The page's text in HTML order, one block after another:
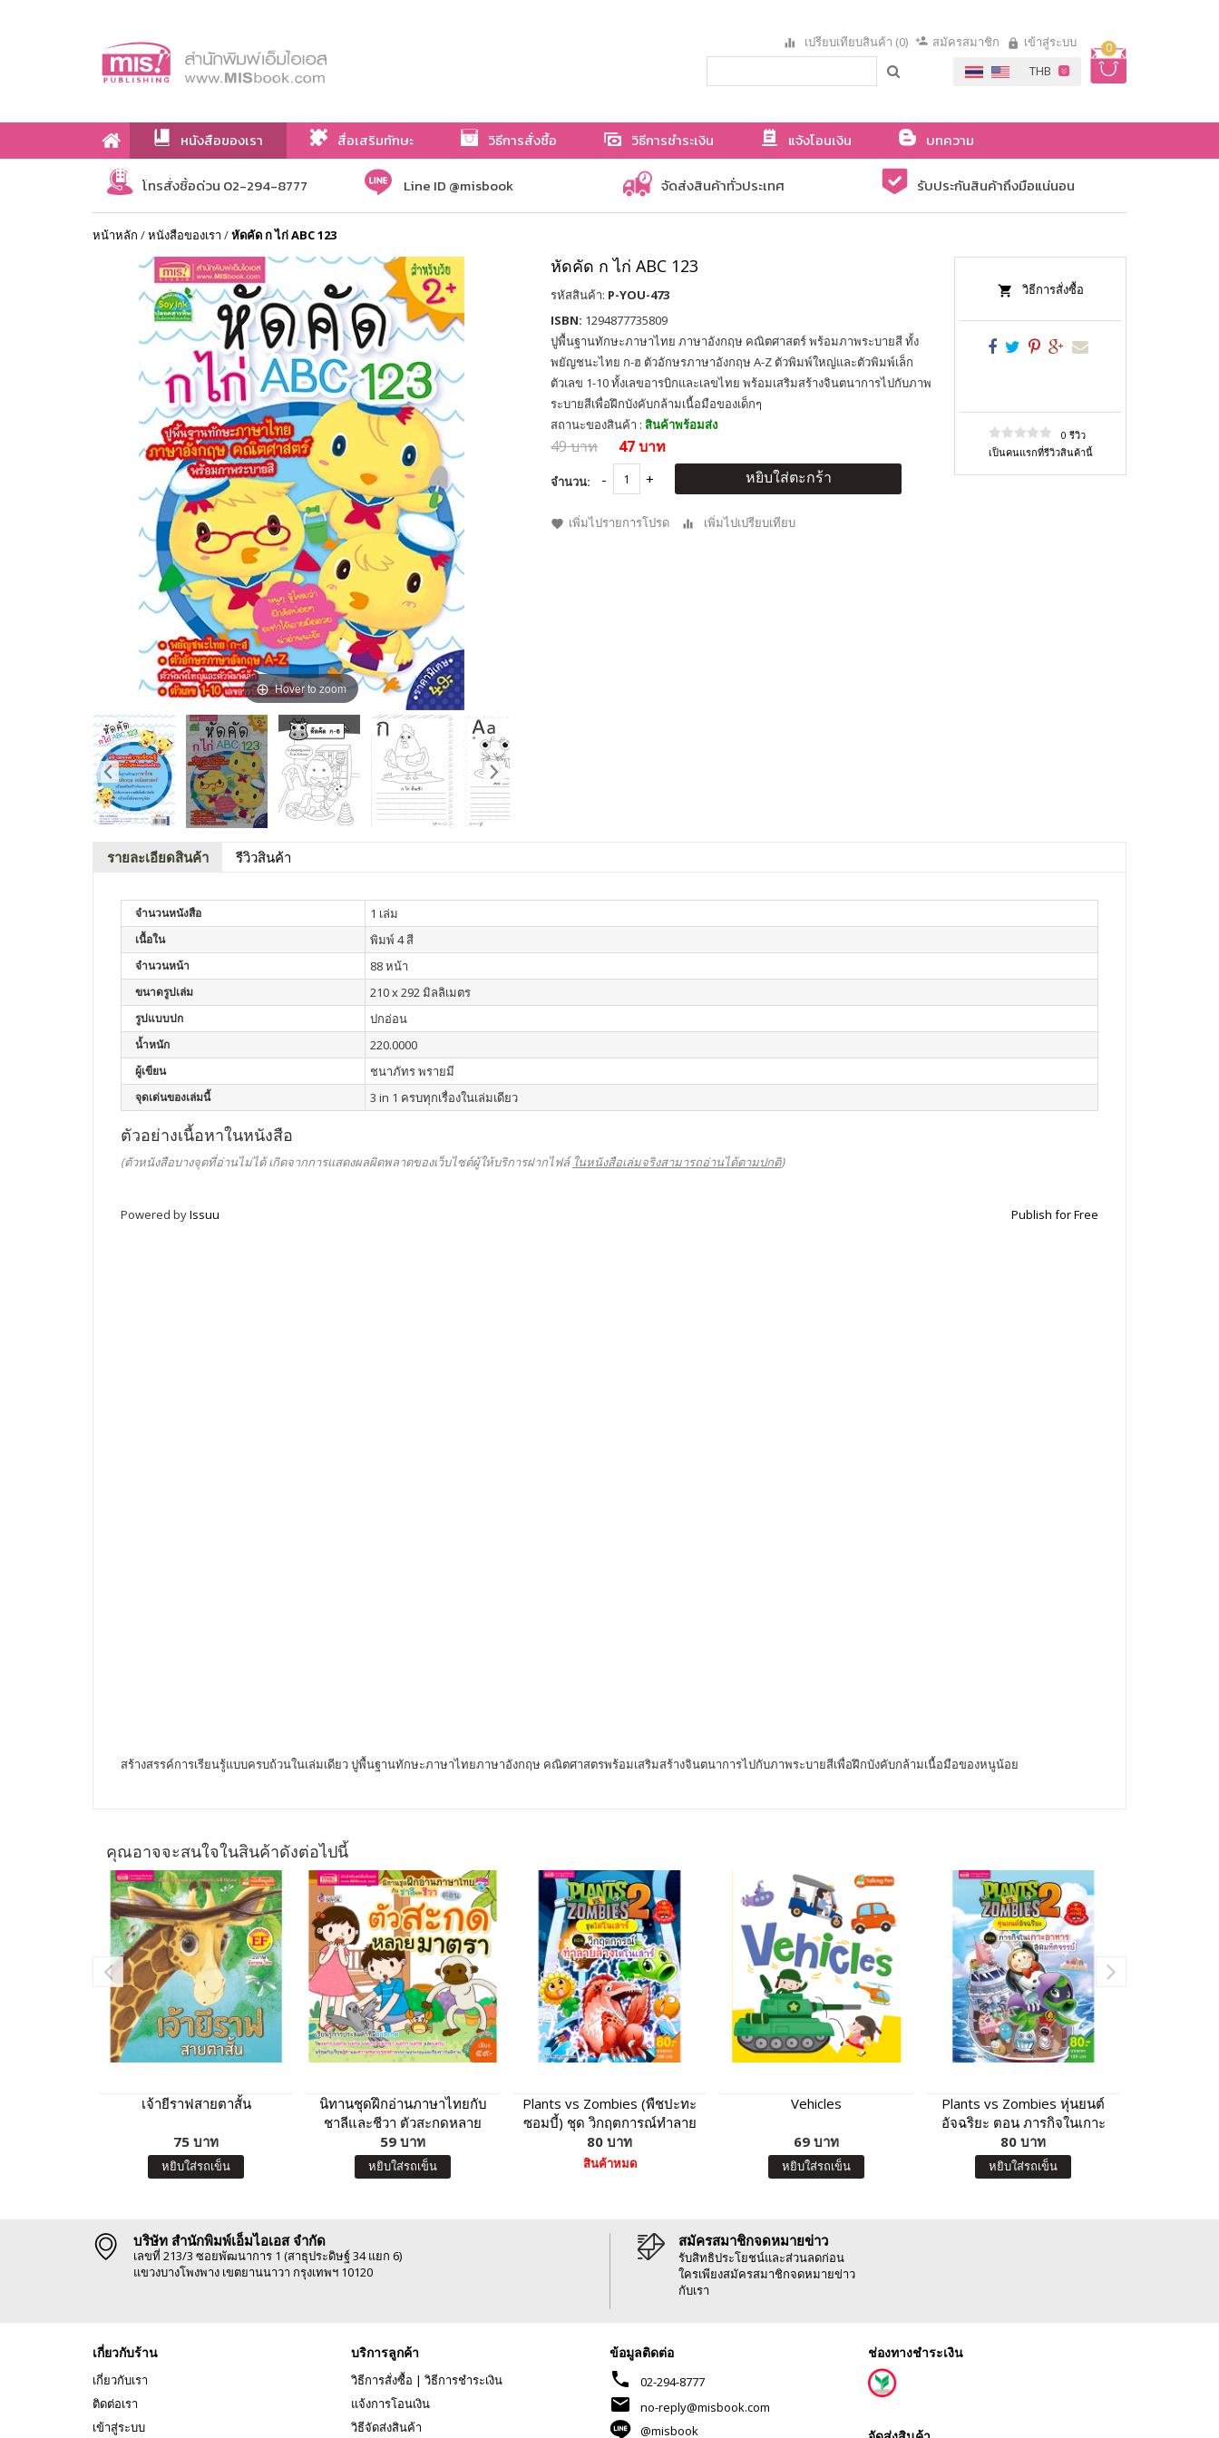
0
เปรียบเทียบสินค้า (0) สมัครสมาชิก เข้าสู่ระบบ
หนังสือของเรา สื่อเสริมทักษะ วิธีการสั่งซื้อ วิธีการชำระเงิน แจ้งโอนเงิน
บทความ
เกี่ยวกับเรา
โทรสั่งซื้อด่วน 02-294-8777 Line ID @misbook จัดส่งสินค้าทั่วประเทศ รับประกันสินค้าถึงมือแน่นอน
หน้าหลัก /หนังสือของเรา /หัดคัด ก ไก่ ABC 123
Hover to zoom
หัดคัด ก ไก่ ABC 123
รหัสสินค้า: P-YOU-473
ISBN: 1294877735809
ปูพื้นฐานทักษะภาษาไทย ภาษาอังกฤษ คณิตศาสตร์ พร้อมภาพระบายสี ทั้ง
พยัญชนะไทย ก-ฮ ตัวอักษรภาษาอังกฤษ A-Z ตัวพิมพ์ใหญ่และตัวพิมพ์เล็ก
ตัวเลข 1-10 ทั้งเลขอารบิกและเลขไทย พร้อมเสริมสร้างจินตนาการไปกับภาพ
ระบายสีเพื่อฝึกบังคับกล้ามเนื้อมือของเด็กๆ
สถานะของสินค้า : สินค้าพร้อมส่ง
49 บาท 47 บาท
จำนวน: หยิบใส่ตะกร้า
เพิ่มไปรายการโปรด เพิ่มไปเปรียบเทียบ
วิธีการสั่งซื้อ
0 รีวิว
เป็นคนแรกที่รีวิวสินค้านี้
รายละเอียดสินค้า รีวิวสินค้า
จำนวนหนังสือ 1 เล่ม
เนื้อใน พิมพ์ 4 สี
จำนวนหน้า 88 หน้า
ขนาดรูปเล่ม 210 x 292 มิลลิเมตร
รูปแบบปก ปกอ่อน
น้ำหนัก 220.0000
ผู้เขียน ชนาภัทร พรายมี
จุดเด่นของเล่มนี้ 3 in 1 ครบทุกเรื่องในเล่มเดียว
ตัวอย่างเนื้อหาในหนังสือ
(ตัวหนังสือบางจุดที่อ่านไม่ได้ เกิดจากการแสดงผลผิดพลาดของเว็บไซต์ผู้ให้บริการฝากไฟล์ ในหนังสือเล่มจริงสามารถอ่านได้ตามปกติ)
Powered byIssuu Publish for Free
สร้างสรรค์การเรียนรู้แบบครบถ้วนในเล่มเดียว ปูพื้นฐานทักษะภาษาไทยภาษาอังกฤษ คณิตศาสตรพร้อมเสริมสร้างจินตนาการไปกับภาพระบายสีเพื่อฝึกบังคับกล้ามเนื้อมือของหนูน้อย
คุณอาจจะสนใจในสินค้าดังต่อไปนี้
เจ้ายีราฟสายตาสั้น
75 บาท
หยิบใส่รถเข็น
นิทานชุดฝึกอ่านภาษาไทยกับ
ชาลีและชีวา ตัวสะกดหลาย
มาตรา
59 บาท
หยิบใส่รถเข็น
Plants vs Zombies (พืชปะทะ
ซอมบี้) ชุด วิกฤตการณ์ทำลาย
ล้างไดโนเสาร์
80 บาท
สินค้าหมด
Vehicles
69 บาท
หยิบใส่รถเข็น
Plants vs Zombies หุ่นยนต์
อัจฉริยะ ตอน ภารกิจในเกาะ
อาหารสุดมหัศจรรย์
80 บาท
หยิบใส่รถเข็น
บริษัท สำนักพิมพ์เอ็มไอเอส จำกัด
เลขที่ 213/3 ซอยพัฒนาการ 1 (สาธุประดิษฐ์ 34 แยก 6)
แขวงบางโพงพาง เขตยานนาวา กรุงเทพฯ 10120
สมัครสมาชิกจดหมายข่าว
รับสิทธิประโยชน์และส่วนลดก่อน
ใครเพียงสมัครสมาชิกจดหมายข่าว
กับเรา
เกี่ยวกับร้าน
เกี่ยวกับเรา
ติดต่อเรา
เข้าสู่ระบบ
บริการลูกค้า
วิธีการสั่งซื้อ | วิธีการชำระเงิน
แจ้งการโอนเงิน
วิธีจัดส่งสินค้า
ข้อมูลติดต่อ
phone 02-294-8777
mail
no-reply@misbook.com
@misbook
ช่องทางชำระเงิน